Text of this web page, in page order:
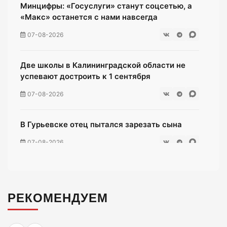
Минцифры: «Госуслуги» станут соцсетью, а
«Макс» останется с нами навсегда
07-08-2026
Две школы в Калининградской области не
успевают достроить к 1 сентября
07-08-2026
В Гурьевске отец пытался зарезать сына
07-08-2026
07-08-2026
РЕКОМЕНДУЕМ